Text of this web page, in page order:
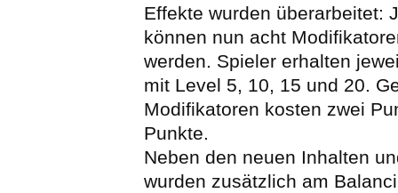
Effekte wurden überarbeitet:
können nun acht
werden. Spieler erhalten
mit Level 5, 10, 15 und 20.
Modifikatoren kosten zwei
Punkte.
Neben den neuen Inhalten
wurden zusätzlich am